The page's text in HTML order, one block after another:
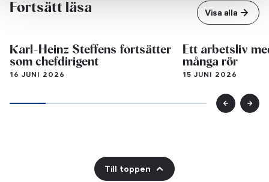
Fortsätt läsa Visa alla
Karl-Heinz Steffens fortsätter
som chefdirigent
16 JUNI 2026
Ett arbetsliv
många rör
15 JUNI 2026
Till toppen